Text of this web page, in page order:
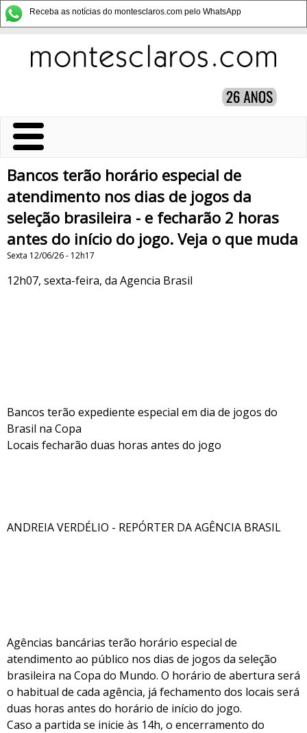
Receba as notícias do montesclaros.com pelo WhatsApp
Bancos terão horário especial de
atendimento nos dias de jogos da
seleção brasileira - e fecharão 2 horas
antes do início do jogo. Veja o que muda
Sexta 12/06/26 - 12h17
12h07, sexta-feira, da Agencia Brasil
Bancos terão expediente especial em dia de jogos do
Brasil na Copa
Locais fecharão duas horas antes do jogo
ANDREIA VERDÉLIO - REPÓRTER DA AGÊNCIA BRASIL
Agências bancárias terão horário especial de
atendimento ao público nos dias de jogos da seleção
brasileira na Copa do Mundo. O horário de abertura será
o habitual de cada agência, já fechamento dos locais será
duas horas antes do horário de início do jogo.
Caso a partida se inicie às 14h, o encerramento do